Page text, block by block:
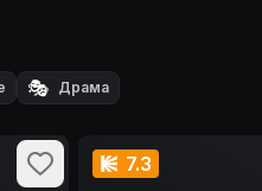
🎭 Драма
7.3